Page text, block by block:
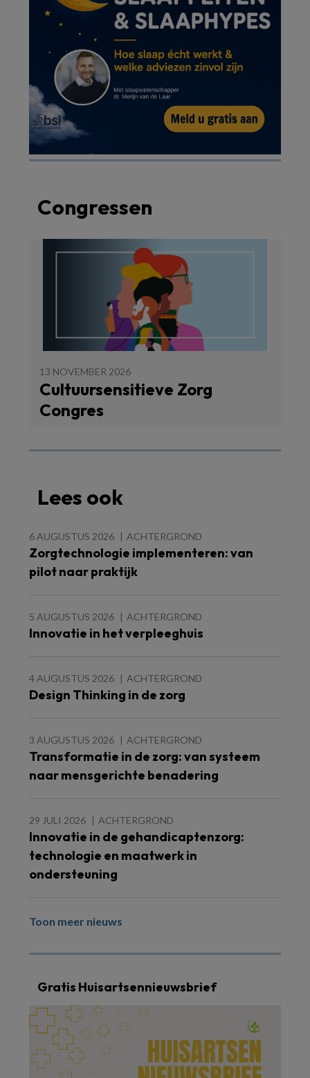
Congressen
13 NOVEMBER 2026
Cultuursensitieve Zorg
Congres
Lees ook
6 AUGUSTUS 2026 ACHTERGROND
Zorgtechnologie implementeren: van
pilot naar praktijk
5 AUGUSTUS 2026 ACHTERGROND
Innovatie in het verpleeghuis
4 AUGUSTUS 2026 ACHTERGROND
Design Thinking in de zorg
3 AUGUSTUS 2026 ACHTERGROND
Transformatie in de zorg: van systeem
naar mensgerichte benadering
29 JULI 2026 ACHTERGROND
Innovatie in de gehandicaptenzorg:
technologie en maatwerk in
ondersteuning
Toon meer nieuws
Gratis Huisartsennieuwsbrief